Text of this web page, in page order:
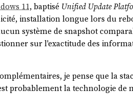
run/ostree/.private/
11, baptisé Unified Update
installation longue lors du
système de snapshot
sur l'exactitude des
je pense que la
probablement la technologie de